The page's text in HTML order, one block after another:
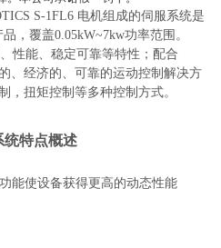
S-1FL6 电机组成的伺服系统是
，覆盖0.05kW~7kw功率范围。
性能、稳定可靠等特性；配合
、经济的、可靠的运动控制解决方
，扭矩控制等多种控制方式。
特点概述
能使设备获得更高的动态性能